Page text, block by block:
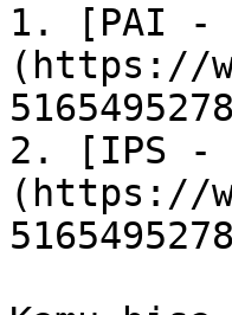
1. [PAI -
(https://
2. [IPS -
(https://